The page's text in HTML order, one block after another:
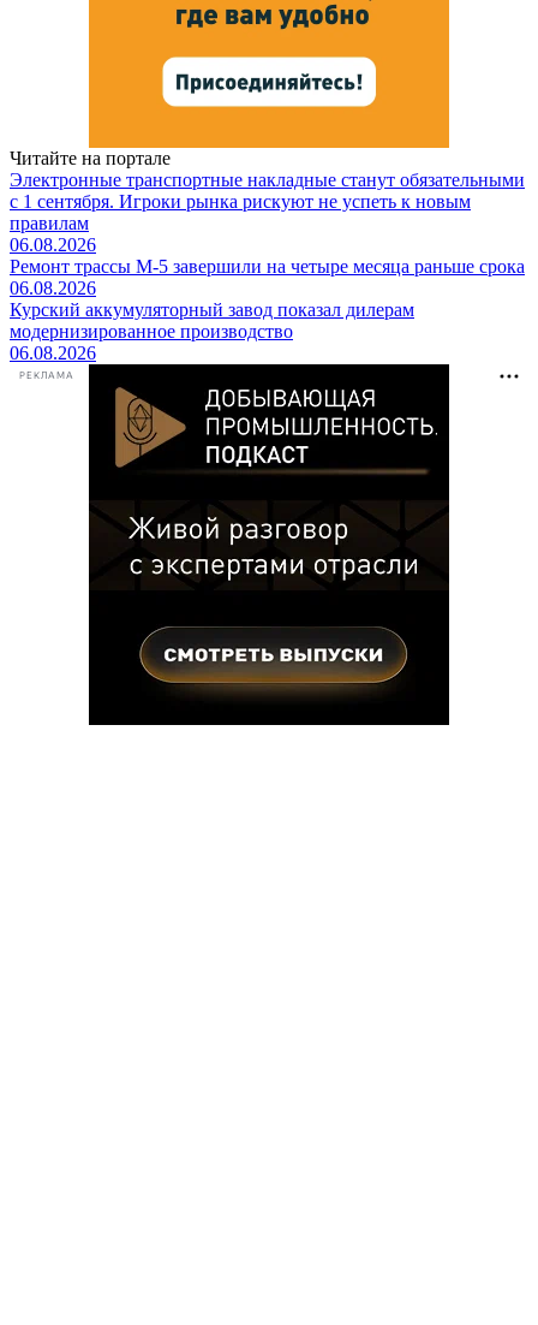
Читайте на портале
Электронные транспортные накладные станут обязательными
с 1 сентября. Игроки рынка рискуют не успеть к новым
правилам
06.08.2026
Ремонт трассы М-5 завершили на четыре месяца раньше срока
06.08.2026
Курский аккумуляторный завод показал дилерам
модернизированное производство
06.08.2026
РЕКЛАМА